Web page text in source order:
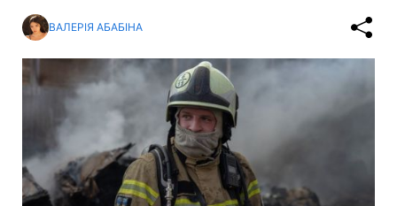
ВАЛЕРІЯ АБАБІНА